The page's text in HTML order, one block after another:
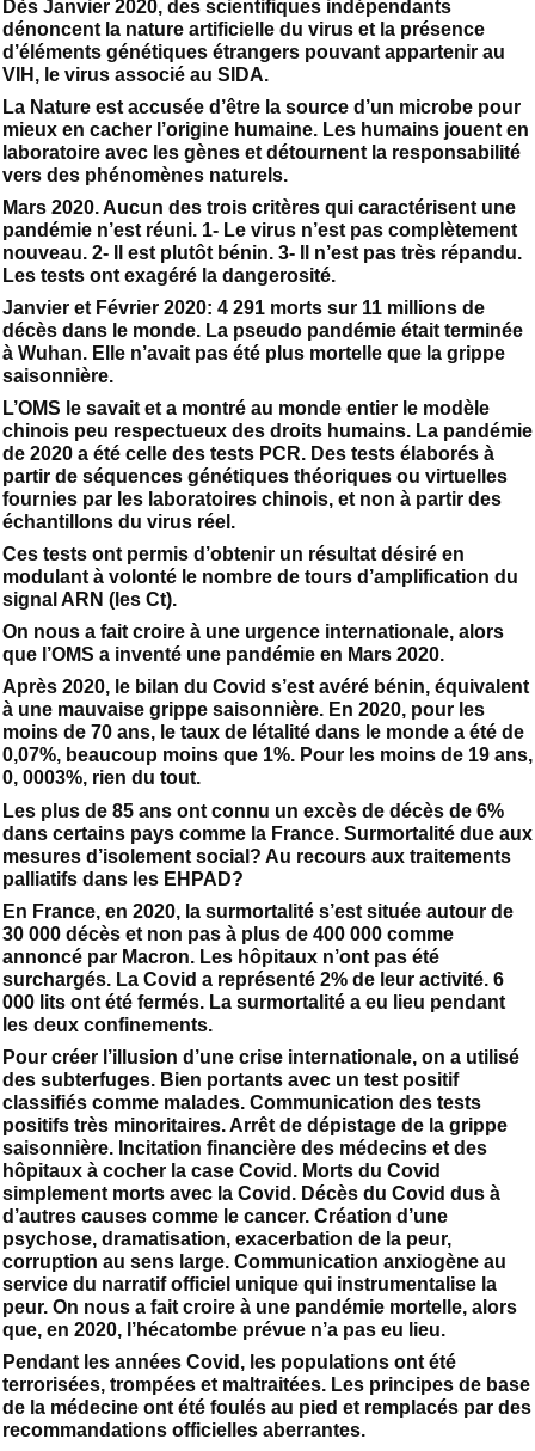
Dès Janvier 2020, des scientifiques indépendants
dénoncent la nature artificielle du virus et la présence
d’éléments génétiques étrangers pouvant appartenir au
VIH, le virus associé au SIDA.
La Nature est accusée d’être la source d’un microbe pour
mieux en cacher l’origine humaine. Les humains jouent en
laboratoire avec les gènes et détournent la responsabilité
vers des phénomènes naturels.
Mars 2020. Aucun des trois critères qui caractérisent une
pandémie n’est réuni. 1- Le virus n’est pas complètement
nouveau. 2- Il est plutôt bénin. 3- Il n’est pas très répandu.
Les tests ont exagéré la dangerosité.
Janvier et Février 2020: 4 291 morts sur 11 millions de
décès dans le monde. La pseudo pandémie était terminée
à Wuhan. Elle n’avait pas été plus mortelle que la grippe
saisonnière.
L’OMS le savait et a montré au monde entier le modèle
chinois peu respectueux des droits humains. La pandémie
de 2020 a été celle des tests PCR. Des tests élaborés à
partir de séquences génétiques théoriques ou virtuelles
fournies par les laboratoires chinois, et non à partir des
échantillons du virus réel.
Ces tests ont permis d’obtenir un résultat désiré en
modulant à volonté le nombre de tours d’amplification du
signal ARN (les Ct).
On nous a fait croire à une urgence internationale, alors
que l’OMS a inventé une pandémie en Mars 2020.
Après 2020, le bilan du Covid s’est avéré bénin, équivalent
à une mauvaise grippe saisonnière. En 2020, pour les
moins de 70 ans, le taux de létalité dans le monde a été de
0,07%, beaucoup moins que 1%. Pour les moins de 19 ans,
0, 0003%, rien du tout.
Les plus de 85 ans ont connu un excès de décès de 6%
dans certains pays comme la France. Surmortalité due aux
mesures d’isolement social? Au recours aux traitements
palliatifs dans les EHPAD?
En France, en 2020, la surmortalité s’est située autour de
30 000 décès et non pas à plus de 400 000 comme
annoncé par Macron. Les hôpitaux n’ont pas été
surchargés. La Covid a représenté 2% de leur activité. 6
000 lits ont été fermés. La surmortalité a eu lieu pendant
les deux confinements.
Pour créer l’illusion d’une crise internationale, on a utilisé
des subterfuges. Bien portants avec un test positif
classifiés comme malades. Communication des tests
positifs très minoritaires. Arrêt de dépistage de la grippe
saisonnière. Incitation financière des médecins et des
hôpitaux à cocher la case Covid. Morts du Covid
simplement morts avec la Covid. Décès du Covid dus à
d’autres causes comme le cancer. Création d’une
psychose, dramatisation, exacerbation de la peur,
corruption au sens large. Communication anxiogène au
service du narratif officiel unique qui instrumentalise la
peur. On nous a fait croire à une pandémie mortelle, alors
que, en 2020, l’hécatombe prévue n’a pas eu lieu.
Pendant les années Covid, les populations ont été
terrorisées, trompées et maltraitées. Les principes de base
de la médecine ont été foulés au pied et remplacés par des
recommandations officielles aberrantes.